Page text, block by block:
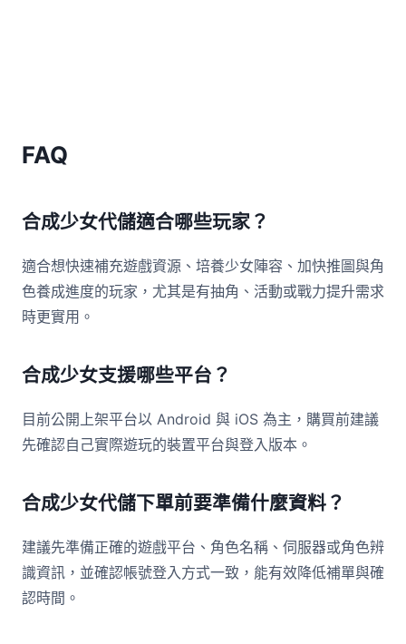
FAQ
合成少女代儲適合哪些玩家？
適合想快速補充遊戲資源、培養少女陣容、加快推圖與角
色養成進度的玩家，尤其是有抽角、活動或戰力提升需求
時更實用。
合成少女支援哪些平台？
目前公開上架平台以 Android 與 iOS 為主，購買前建議
先確認自己實際遊玩的裝置平台與登入版本。
合成少女代儲下單前要準備什麼資料？
建議先準備正確的遊戲平台、角色名稱、伺服器或角色辨
識資訊，並確認帳號登入方式一致，能有效降低補單與確
認時間。